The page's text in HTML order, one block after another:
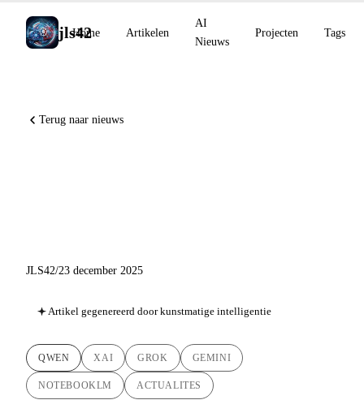
jls42
Home Artikelen
AI
Nieuws
Projecten Tags
Terug naar nieuws
JLS42/23 december 2025
Artikel gegenereerd door kunstmatige intelligentie
QWEN XAI GROK GEMINI
NOTEBOOKLM ACTUALITES